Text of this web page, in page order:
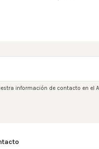
información de contacto en el